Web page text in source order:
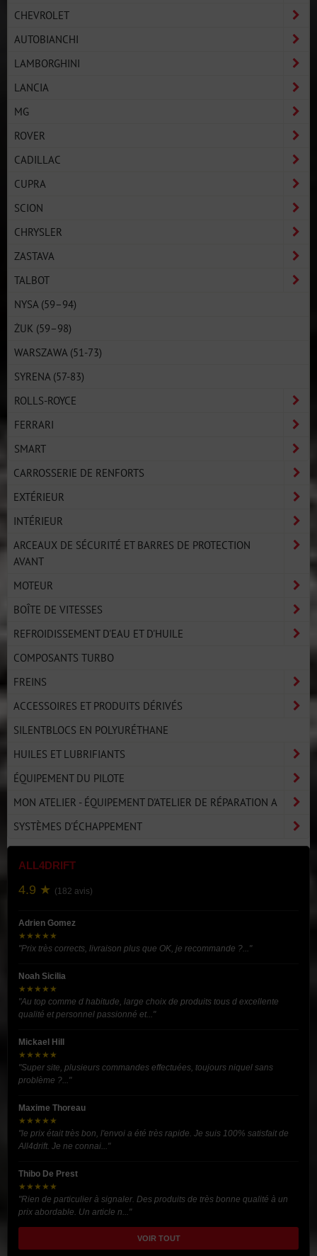
CHEVROLET
AUTOBIANCHI
LAMBORGHINI
LANCIA
MG
ROVER
CADILLAC
CUPRA
SCION
CHRYSLER
ZASTAVA
TALBOT
NYSA (59–94)
ŻUK (59–98)
WARSZAWA (51-73)
SYRENA (57-83)
ROLLS-ROYCE
FERRARI
SMART
CARROSSERIE DE RENFORTS
EXTÉRIEUR
INTÉRIEUR
ARCEAUX DE SÉCURITÉ ET BARRES DE PROTECTION
AVANT
MOTEUR
BOÎTE DE VITESSES
REFROIDISSEMENT D'EAU ET D'HUILE
COMPOSANTS TURBO
FREINS
ACCESSOIRES ET PRODUITS DÉRIVÉS
SILENTBLOCS EN POLYURÉTHANE
HUILES ET LUBRIFIANTS
ÉQUIPEMENT DU PILOTE
MON ATELIER - ÉQUIPEMENT D'ATELIER DE RÉPARATION A
SYSTÈMES D'ÉCHAPPEMENT
ALL4DRIFT
4.9 ★ (182 avis)
Adrien Gomez
★★★★★
"Prix très corrects, livraison plus que OK, je recommande ?..."
Noah Sicilia
★★★★★
"Au top comme d habitude, large choix de produits tous d excellente
qualité et personnel passionné et..."
Mickael Hill
★★★★★
"Super site, plusieurs commandes effectuées, toujours niquel sans
problème ?..."
Maxime Thoreau
★★★★★
"le prix était très bon, l'envoi a été très rapide. Je suis 100% satisfait de
All4drift. Je ne connai..."
Thibo De Prest
★★★★★
"Rien de particulier à signaler. Des produits de très bonne qualité à un
prix abordable. Un article n..."
VOIR TOUT